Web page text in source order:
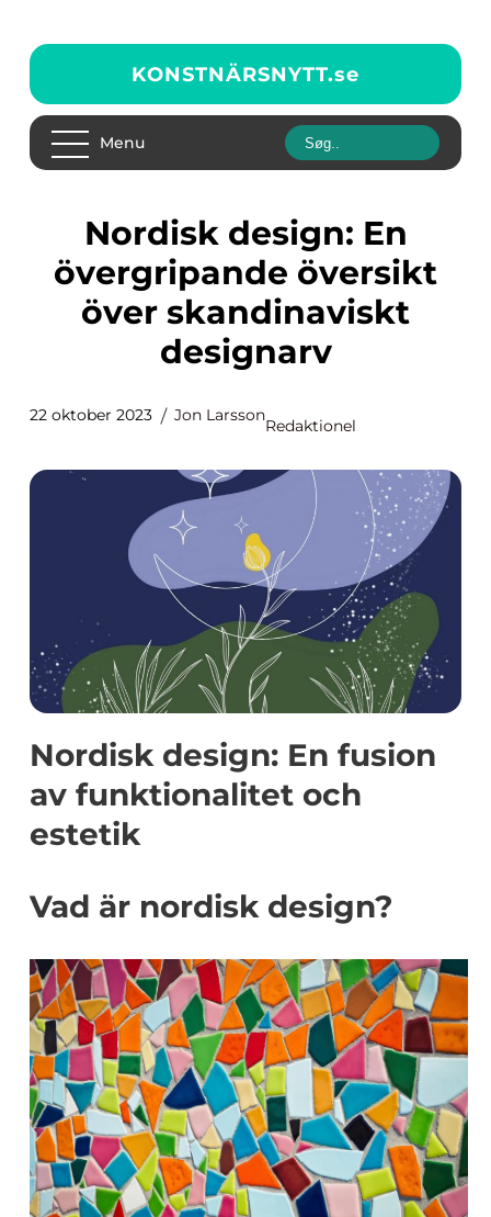
KONSTNÄRSNYTT.se
Menu
Nordisk design: En
övergripande översikt
över skandinaviskt
designarv
22 oktober 2023 Jon Larsson
Redaktionel
Nordisk design: En fusion
av funktionalitet och
estetik
Vad är nordisk design?